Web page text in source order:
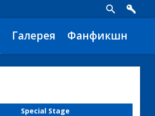
Галерея Фанфикшн
Special Stage